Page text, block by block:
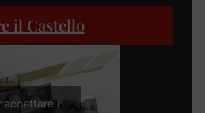
il Castello
accettare i